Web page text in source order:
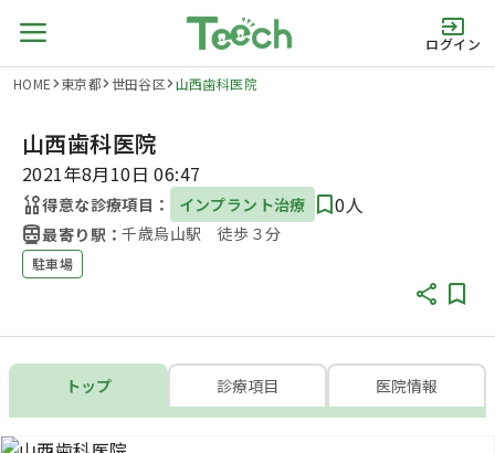
ログイン
HOME 東京都 世田谷区 山西歯科医院
山西歯科医院
2021年8月10日 06:47
得意な診療項目： インプラント治療 0人
最寄り駅：千歳烏山駅 徒歩３分
駐車場
トップ 診療項目 医院情報